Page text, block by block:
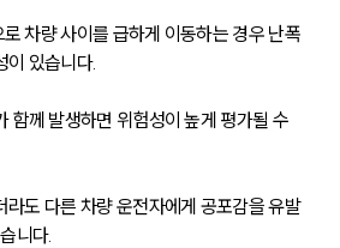
오시는 길
벌 파트너 로펌
차량 사이를 급하게 이동하는 경우 난폭
이 있습니다.
함께 발생하면 위험성이 높게 평가될 수
라도 다른 차량 운전자에게 공포감을 유발
니다.